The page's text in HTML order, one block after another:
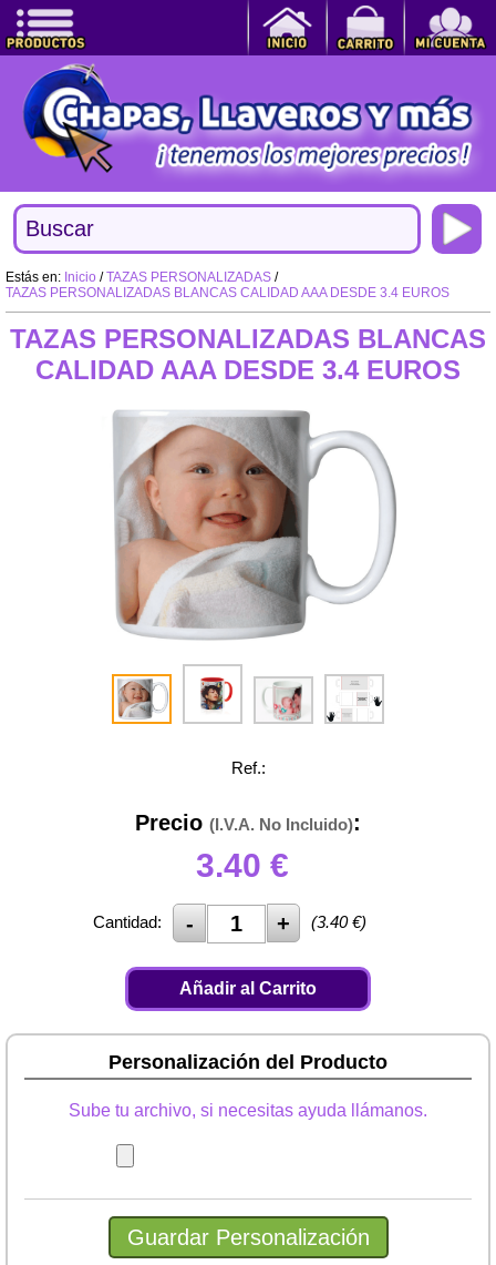
Estás en: Inicio /TAZAS PERSONALIZADAS /
TAZAS PERSONALIZADAS BLANCAS CALIDAD AAA DESDE 3.4 EUROS
TAZAS PERSONALIZADAS BLANCAS
CALIDAD AAA DESDE 3.4 EUROS
Ref.:
Precio (I.V.A. No Incluido):
3.40 €
Cantidad: (3.40€)
Añadir al Carrito
Personalización del Producto
Sube tu archivo, si necesitas ayuda llámanos.